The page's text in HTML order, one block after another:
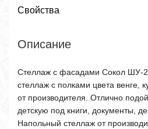
Свойства
Описание
Стеллаж с фасадами Сокол ШУ-
стеллаж с полками цвета венге,
от производителя. Отлично
детскую под книги, документы,
Напольный стеллаж от